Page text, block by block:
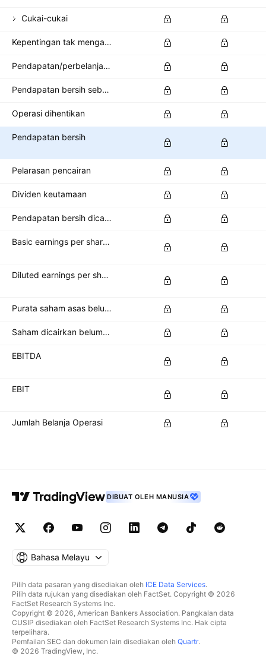
Cukai-cukai
Kepentingan tak mengawal/minoriti
Pendapatan/perbelanjaan lain selepas cukai
Pendapatan bersih sebelum kendalian dihentikan
Operasi dihentikan
Pendapatan bersih
Pelarasan pencairan
Dividen keutamaan
Pendapatan bersih dicairkan sedia ada untuk pemegang saham biasa
Basic earnings per share (basic EPS)
Diluted earnings per share (diluted EPS)
Purata saham asas belum jelas
Saham dicairkan belum jelas
EBITDA
EBIT
Jumlah Belanja Operasi
DIBUAT OLEH MANUSIA
Bahasa Melayu
Pilih data pasaran yang disediakan oleh ICE Data Services.
Pilih data rujukan yang disediakan oleh FactSet. Copyright © 2026
FactSet Research Systems Inc.
Copyright © 2026, American Bankers Association. Pangkalan data
CUSIP disediakan oleh FactSet Research Systems Inc. Hak cipta
terpelihara.
Pemfailan SEC dan dokumen lain disediakan oleh Quartr.
© 2026 TradingView, Inc.